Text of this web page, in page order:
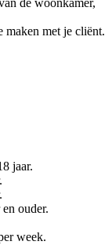
de woonkamer,
maken met je cliënt.
jaar.
ouder.
week.